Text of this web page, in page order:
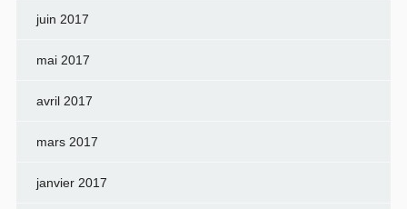
juin 2017
mai 2017
avril 2017
mars 2017
janvier 2017